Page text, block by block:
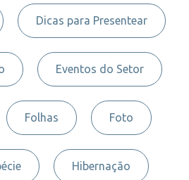
Dicas para Presentear
Eventos do Setor
Folhas Foto
Hibernação